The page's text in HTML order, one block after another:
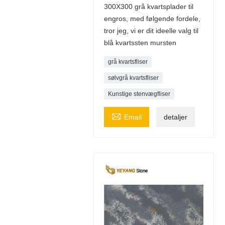
300X300 grå kvartsplader til
engros, med følgende fordele,
tror jeg, vi er dit ideelle valg til
blå kvartssten mursten
grå kvartsfliser
sølvgrå kvartsfliser
Kunstige stenvægfliser
 Email detaljer